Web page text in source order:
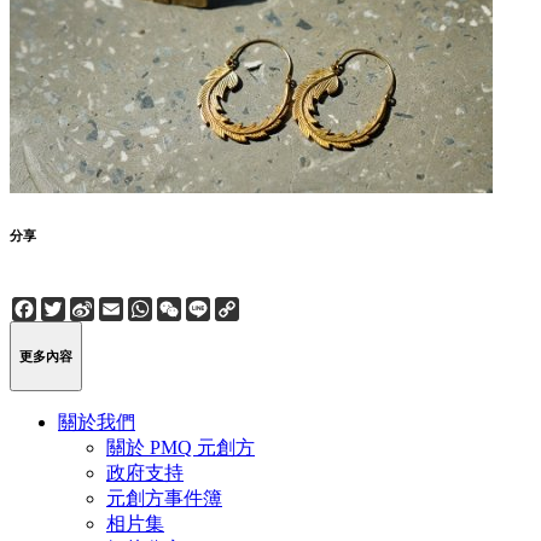
分享
Facebook
Twitter
Sina
Weibo
EmailWhatsApp
WeChat
Line
更多內容
關於我們
關於 PMQ 元創方
政府支持
元創方事件簿
相片集